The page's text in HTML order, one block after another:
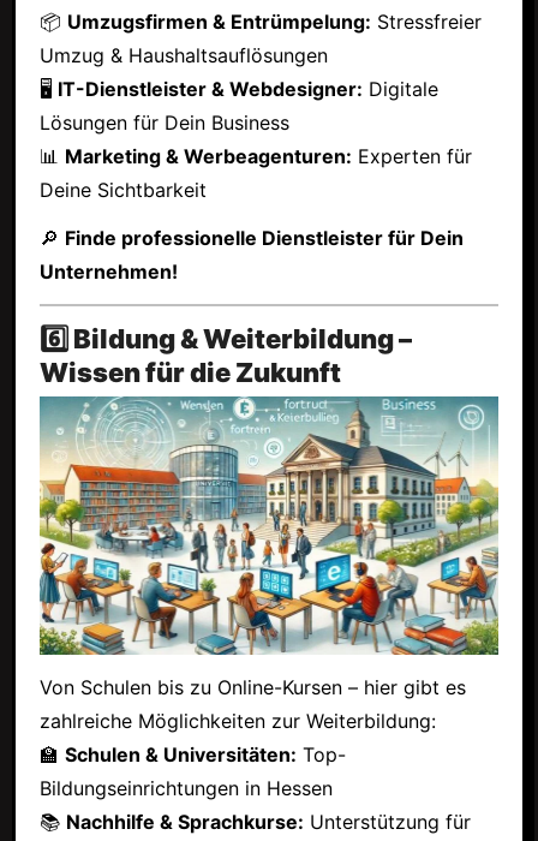
📦 Umzugsfirmen & Entrümpelung: Stressfreier
Umzug & Haushaltsauflösungen
🖥 IT-Dienstleister & Webdesigner: Digitale
Lösungen für Dein Business
📊 Marketing & Werbeagenturen: Experten für
Deine Sichtbarkeit
🔎 Finde professionelle Dienstleister für Dein
Unternehmen!
6️⃣ Bildung & Weiterbildung –
Wissen für die Zukunft
Von Schulen bis zu Online-Kursen – hier gibt es
zahlreiche Möglichkeiten zur Weiterbildung:
🏫 Schulen & Universitäten: Top-
Bildungseinrichtungen in Hessen
📚 Nachhilfe & Sprachkurse: Unterstützung für